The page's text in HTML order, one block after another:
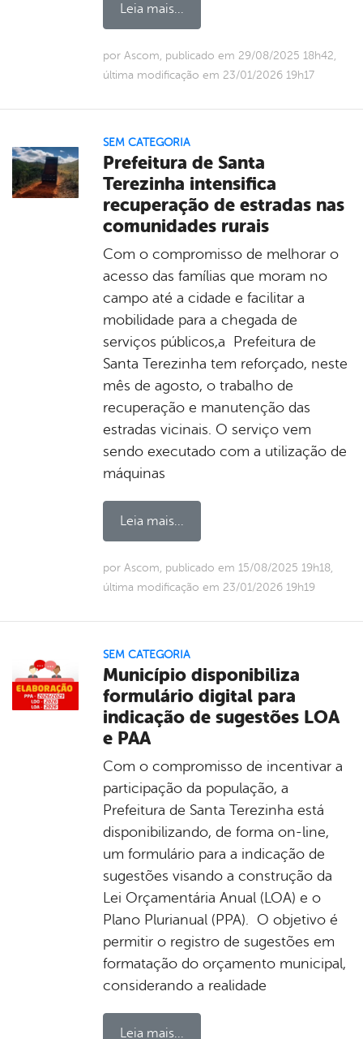
Leia mais...
por Ascom, publicado em 29/08/2025 18h42,
última modificação em 23/01/2026 19h17
SEM CATEGORIA
Prefeitura de Santa
Terezinha intensifica
recuperação de estradas nas
comunidades rurais
Com o compromisso de melhorar o
acesso das famílias que moram no
campo até a cidade e facilitar a
mobilidade para a chegada de
serviços públicos,a Prefeitura de
Santa Terezinha tem reforçado, neste
mês de agosto, o trabalho de
recuperação e manutenção das
estradas vicinais. O serviço vem
sendo executado com a utilização de
máquinas
Leia mais...
por Ascom, publicado em 15/08/2025 19h18,
última modificação em 23/01/2026 19h19
SEM CATEGORIA
Município disponibiliza
formulário digital para
indicação de sugestões LOA
e PAA
Com o compromisso de incentivar a
participação da população, a
Prefeitura de Santa Terezinha está
disponibilizando, de forma on-line,
um formulário para a indicação de
sugestões visando a construção da
Lei Orçamentária Anual (LOA) e o
Plano Plurianual (PPA). O objetivo é
permitir o registro de sugestões em
formatação do orçamento municipal,
considerando a realidade
Leia mais...